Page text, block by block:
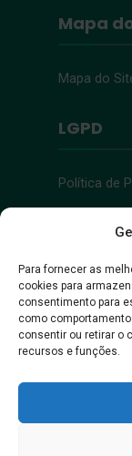
Para fornecer as
cookies para
consentimento para
como
consentir ou retirar o
recursos e funções.
Mapa
Mapa do
LGPD
Política de